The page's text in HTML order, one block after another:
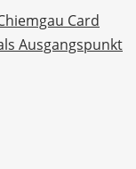
Card
Ausgangspunkt